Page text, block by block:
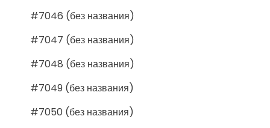
#7046 (без названия)
#7047 (без названия)
#7048 (без названия)
#7049 (без названия)
#7050 (без названия)